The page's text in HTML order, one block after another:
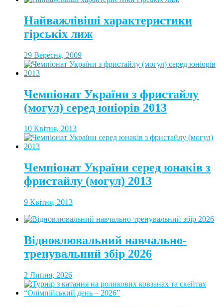
Найважлівіші характеристики
гірськіх лиж
29 Вересня, 2009
Чемпіонат України з фристайлу
(могул) серед юніорів 2013
10 Квітня, 2013
Чемпіонат України серед юнаків з
фристайлу (могул) 2013
9 Квітня, 2013
Відновлювальний навчально-
тренувальний збір 2026
2 Липня, 2026